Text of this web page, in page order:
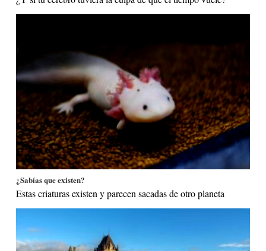
¿Sabías que existen?
Estas criaturas existen y parecen sacadas de otro planeta